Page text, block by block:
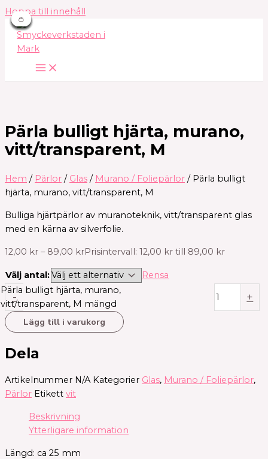
Hoppa till innehåll
👛
Pärla bulligt hjärta, murano,
vitt/transparent, M
Hem / Pärlor / Glas / Murano / Foliepärlor / Pärla bulligt
hjärta, murano, vitt/transparent, M
Bulliga hjärtpärlor av muranoteknik, vitt/transparent glas
med en kärna av silverfolie.
12,00 kr – 89,00 krPrisintervall: 12,00 kr till 89,00 kr
Välj antal: Rensa
-
Pärla bulligt hjärta, murano,
vitt/transparent, M mängd
+
Lägg till i varukorg
Dela
Artikelnummer N/A Kategorier Glas, Murano / Foliepärlor,
Pärlor Etikett vit
Beskrivning
Ytterligare information
Längd: ca 25 mm
👛
👛
👛
👛
👛
👛
👛
👛